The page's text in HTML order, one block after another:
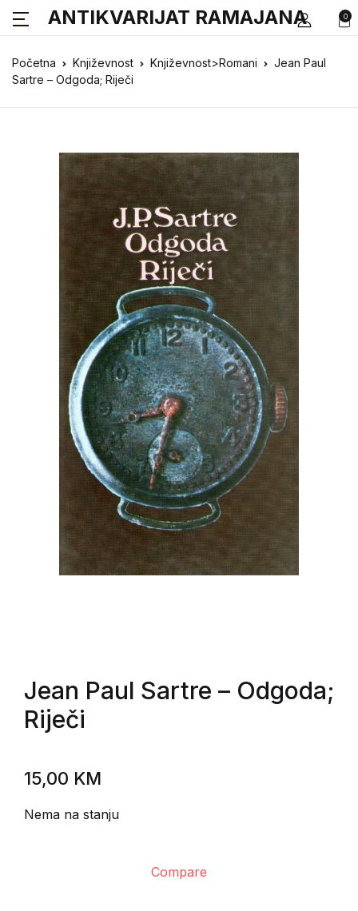
0
ANTIKVARIJAT RAMAJANA
Početna Književnost Književnost>Romani
Jean Paul
Sartre – Odgoda; Riječi
Jean Paul Sartre – Odgoda;
Riječi
15,00 KM
Nema na stanju
Compare